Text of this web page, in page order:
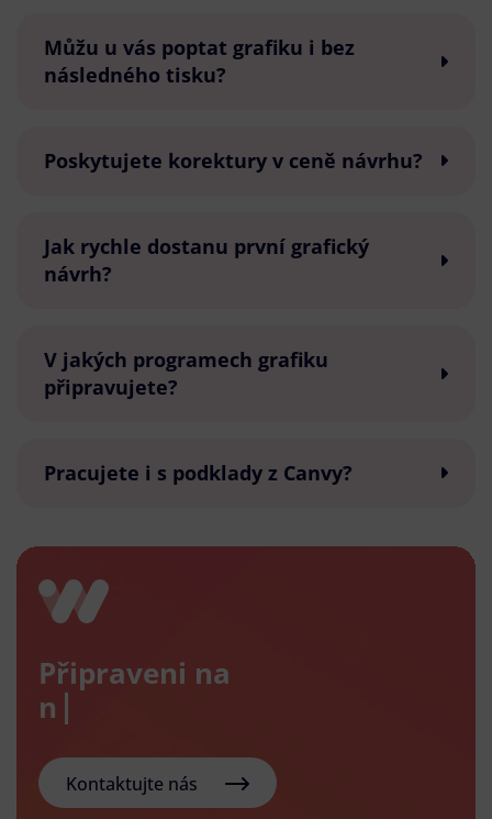
Můžu u vás poptat grafiku i bez
následného tisku?
Poskytujete korektury v ceně návrhu?
Jak rychle dostanu první grafický
návrh?
V jakých programech grafiku
připravujete?
Pracujete i s podklady z Canvy?
Připraveni na
nový e
Kontaktujte nás